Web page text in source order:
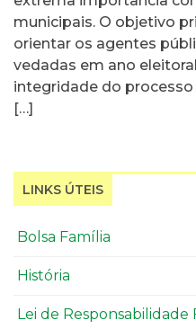
municipais. O objetivo
orientar os agentes
vedadas em ano
integridade do
[…]
LINKS ÚTEIS
Bolsa Família
História
Lei de Responsabilidade